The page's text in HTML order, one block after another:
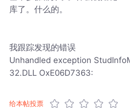
库了。什么的。
我跟踪发现的错误
Unhandled exception
32.DLL OxE06D7363:
给本帖投票